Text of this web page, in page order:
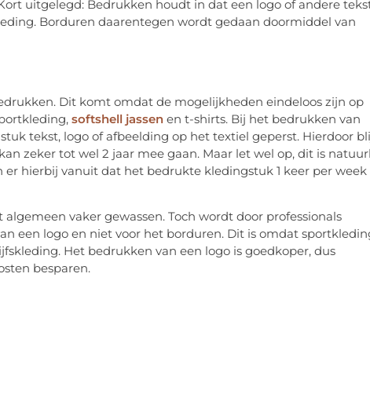
uitgelegd: Bedrukken houdt in dat een logo of andere
Borduren daarentegen wordt gedaan doormiddel van
Dit komt omdat de mogelijkheden eindeloos zijn op
softshell jassen en t-shirts. Bij het bedrukken van
tekst, logo of afbeelding op het textiel geperst. Hierdoor
zeker tot wel 2 jaar mee gaan. Maar let wel op, dit is
hierbij vanuit dat het bedrukte kledingstuk 1 keer per week
vaker gewassen. Toch wordt door professionals
een logo en niet voor het borduren. Dit is omdat
Het bedrukken van een logo is goedkoper, dus
besparen.